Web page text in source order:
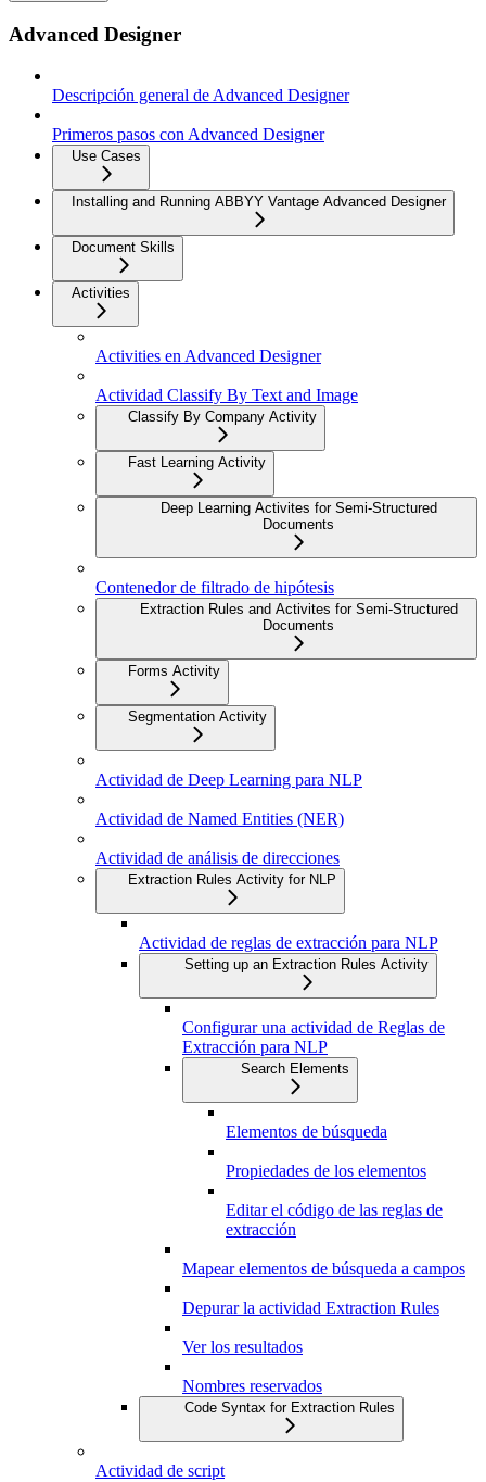
Advanced Designer
Descripción general de Advanced Designer
Primeros pasos con Advanced Designer
Use Cases
Installing and Running ABBYY Vantage Advanced Designer
Document Skills
Activities
Activities en Advanced Designer
Actividad Classify By Text and Image
Classify By Company Activity
Fast Learning Activity
Deep Learning Activites for Semi-Structured
Documents
Contenedor de filtrado de hipótesis
Extraction Rules and Activites for Semi-Structured
Documents
Forms Activity
Segmentation Activity
Actividad de Deep Learning para NLP
Actividad de Named Entities (NER)
Actividad de análisis de direcciones
Extraction Rules Activity for NLP
Actividad de reglas de extracción para NLP
Setting up an Extraction Rules Activity
Configurar una actividad de Reglas de
Extracción para NLP
Search Elements
Elementos de búsqueda
Propiedades de los elementos
Editar el código de las reglas de
extracción
Mapear elementos de búsqueda a campos
Depurar la actividad Extraction Rules
Ver los resultados
Nombres reservados
Code Syntax for Extraction Rules
Actividad de script